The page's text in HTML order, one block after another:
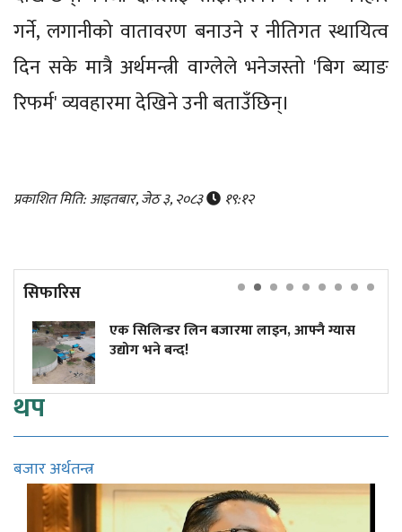
गर्ने, लगानीको वातावरण बनाउने र नीतिगत स्थायित्व
दिन सके मात्रै अर्थमन्त्री वाग्लेले भनेजस्तो 'बिग ब्याङ
रिफर्म' व्यवहारमा देखिने उनी बताउँछिन्।
प्रकाशित मिति: आइतबार, जेठ ३, २०८३ १९:१२
सिफारिस
एक सिलिन्डर लिन बजारमा लाइन, आफ्नै ग्यास
उद्योग भने बन्द!
थप
बजार अर्थतन्त्र